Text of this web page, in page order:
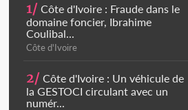
1/ Côte d'Ivoire : Fraude dans le
domaine foncier, Ibrahime
Coulibal...
Côte d'Ivoire
2/ Côte d'Ivoire : Un véhicule de
la GESTOCI circulant avec un
numér...